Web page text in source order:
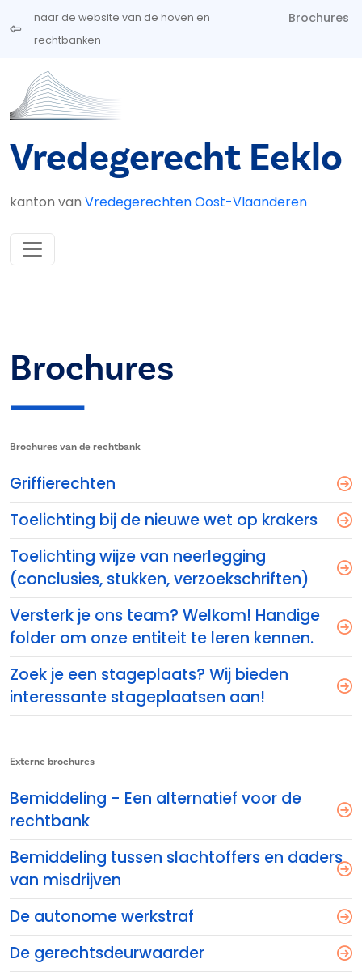
Overslaan en naar de inhoud gaan
naar de website van de hoven en
rechtbanken
Brochures
Vredegerecht Eeklo
kanton van Vredegerechten Oost-Vlaanderen
Brochures
Brochures van de rechtbank
Griffierechten
Toelichting bij de nieuwe wet op krakers
Toelichting wijze van neerlegging
(conclusies, stukken, verzoekschriften)
Versterk je ons team? Welkom! Handige
folder om onze entiteit te leren kennen.
Zoek je een stageplaats? Wij bieden
interessante stageplaatsen aan!
Externe brochures
Bemiddeling - Een alternatief voor de
rechtbank
Bemiddeling tussen slachtoffers en daders
van misdrijven
De autonome werkstraf
De gerechtsdeurwaarder